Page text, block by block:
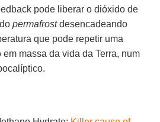
pode liberar o dióxido de
dopermafrostdesencadeando
que pode repetir uma
massa da vida da Terra, num